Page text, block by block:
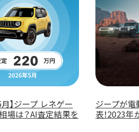
】ジープ レネゲー
場は？AI査定結果を
ジープが
表！2023年